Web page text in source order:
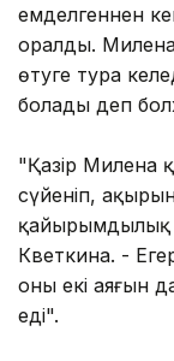
емделгеннен
оралды.
өтуге тура
болады деп
"Қазір Милена
сүйеніп,
қайырымдылық
Кветкина. -
оның екі аяғын
еді".